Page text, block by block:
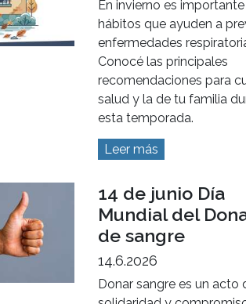
promover, proteger y
lactancia materna.
Leer más
Cuidados en
16.7.2026
En invierno es importante
hábitos que ayuden a
enfermedades
Conocé las principales
recomendaciones para